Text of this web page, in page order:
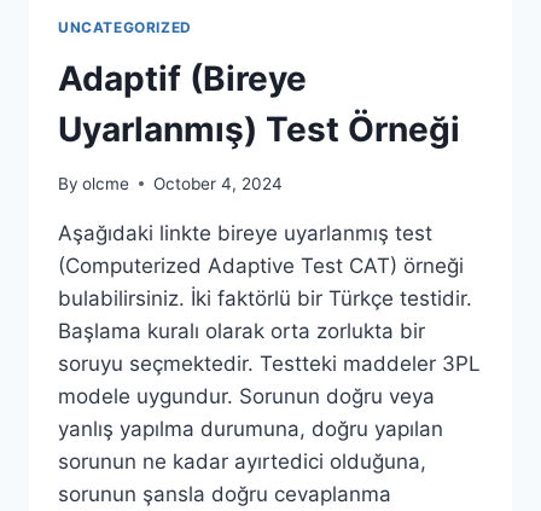
MI?
PSIKOMETRIDE
DÜNYA:
UNCATEGORIZED
Adaptif (Bireye
Uyarlanmış) Test Örneği
By olcme October 4, 2024
Aşağıdaki linkte bireye uyarlanmış test
(Computerized Adaptive Test CAT) örneği
bulabilirsiniz. İki faktörlü bir Türkçe testidir.
Başlama kuralı olarak orta zorlukta bir
soruyu seçmektedir. Testteki maddeler 3PL
modele uygundur. Sorunun doğru veya
yanlış yapılma durumuna, doğru yapılan
sorunun ne kadar ayırtedici olduğuna,
sorunun şansla doğru cevaplanma